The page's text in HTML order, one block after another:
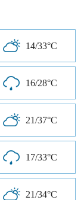
14/33°C
16/28°C
21/37°C
17/33°C
21/34°C